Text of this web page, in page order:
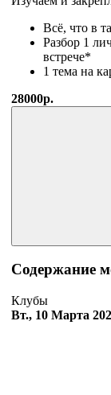
Всё, что в
Разбор 1
встрече*
1 тема на
28000р.
Содержание
Клубы
Вт., 10 Марта